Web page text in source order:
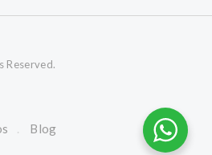
Reserved.
Blog